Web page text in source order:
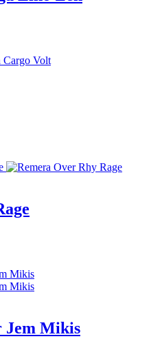
Jem Mikis